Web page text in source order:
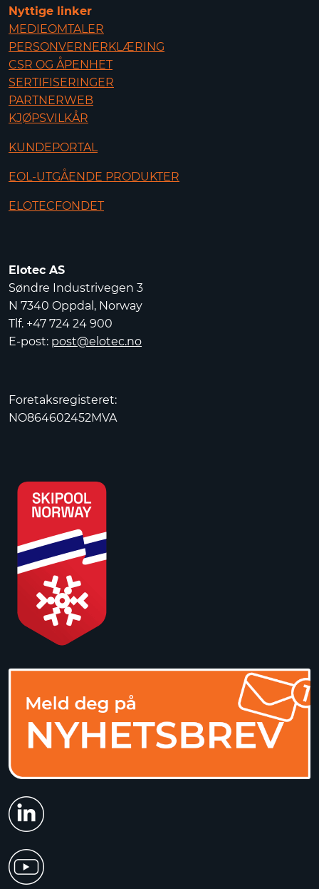
Nyttige linker
MEDIEOMTALER
PERSONVERNERKLÆRING
CSR OG ÅPENHET
SERTIFISERINGER
PARTNERWEB
KJØPSVILKÅR
KUNDEPORTAL
EOL-UTGÅENDE PRODUKTER
ELOTECFONDET
Elotec AS
Søndre Industrivegen 3
N 7340 Oppdal, Norway
Tlf. +47 724 24 900
E-post: post@elotec.no
Foretaksregisteret:
NO864602452MVA